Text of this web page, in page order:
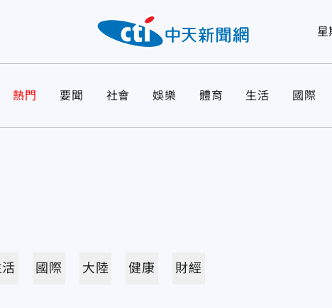
星
熱門 要聞 社會 娛樂 體育 生活 國際
活 國際 大陸 健康 財經